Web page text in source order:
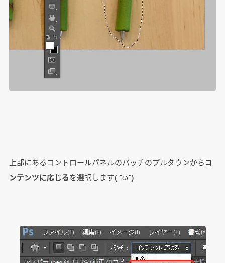
上部にあるコントロールパネルのパッチのプルダウンからコ
ンテンツに応じるを選択します( ˘ω˘)